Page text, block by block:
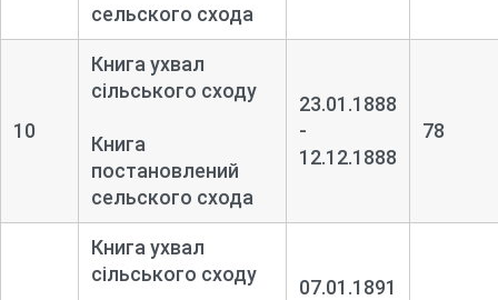
сельского схода
10
Книга ухвал
сільського сходу
Книга
постановлений
сельского схода
23.01.1888
-
12.12.1888
78
Книга ухвал
сільського сходу
07.01.1891